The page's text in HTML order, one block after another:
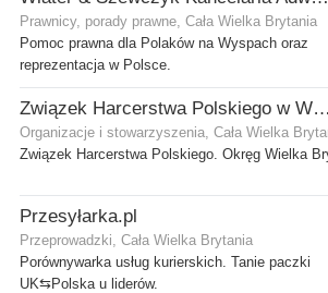
Prawnicy, porady prawne, Cała Wielka Brytania
Pomoc prawna dla Polaków na Wyspach oraz
reprezentacja w Polsce.
Związek Harcerstwa Polskiego w Wielkiej Brytanii
Organizacje i stowarzyszenia, Cała Wielka
Związek Harcerstwa Polskiego. Okręg Wielka
Przesyłarka.pl
Przeprowadzki, Cała Wielka Brytania
Porównywarka usług kurierskich. Tanie paczki
UK⇆Polska u liderów.